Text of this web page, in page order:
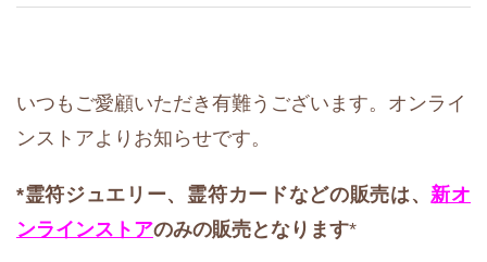
いつもご愛顧いただき有難うございます。オンライ
ンストアよりお知らせです。
*霊符ジュエリー、霊符カードなどの販売は、新オ
ンラインストアのみの販売となります*